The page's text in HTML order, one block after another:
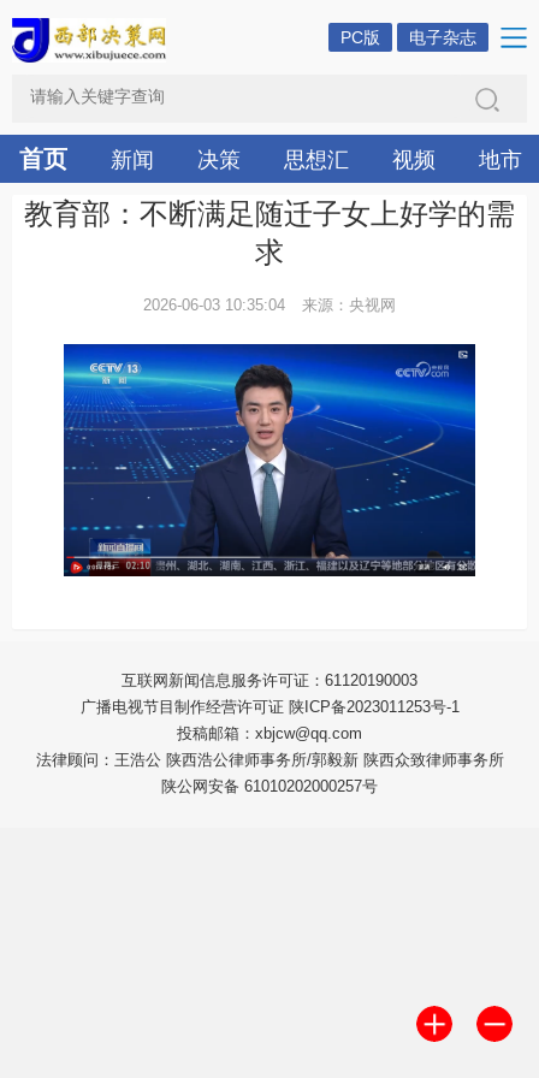
PC版 电子杂志
首页 新闻 决策 思想汇 视频 地市
教育部：不断满足随迁子女上好学的需
求
2026-06-03 10:35:04 来源：央视网
互联网新闻信息服务许可证：61120190003
广播电视节目制作经营许可证 陕ICP备2023011253号-1
投稿邮箱：xbjcw@qq.com
法律顾问：王浩公 陕西浩公律师事务所/郭毅新 陕西众致律师事务所
陕公网安备 61010202000257号